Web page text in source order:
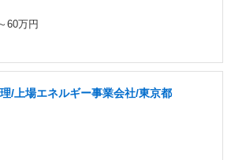
60万円
/上場エネルギー事業会社/東京都